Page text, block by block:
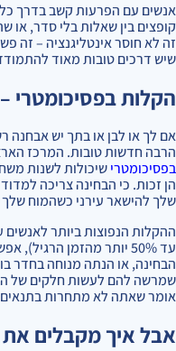
אנשים עם הפרעות קשב בדרך
קופצים בין שאלות בלי סדר, או
זה לא חוסר אינטליגנציה – זה
שיש דרכים טובות מאוד
הקלות בפסיכומטרי
הרבה חדשות טובות. המרכז
בפסיכומטרישיכולות לשנות
הן זכות. כי הבחינה צריכה
שלך להישאר עירני כשהמוח
ההקלות הנפוצות ביותר
עד 50% יותר מהזמן
הבחינה, או הנתה מנוחה בחדר
שמרשה להם לעשות חלקים של
אומר שאתה לא מתחרות
אבל איך מקבלים